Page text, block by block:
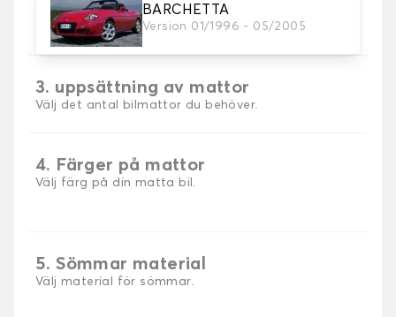
BARCHETTA
Version 01/1996 - 05/2005
2. Material
Välj material för din bilmatta.
3. uppsättning av mattor
Välj det antal bilmattor du behöver.
4. Färger på mattor
Välj färg på din matta bil.
5. Sömmar material
Välj material för sömmar.